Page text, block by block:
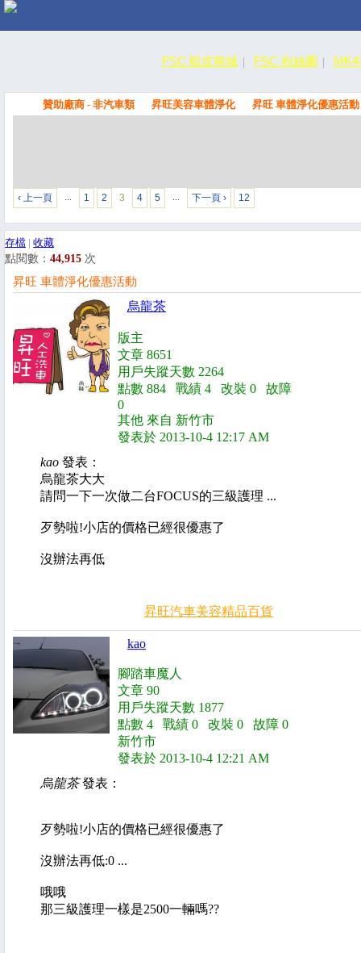
FSC 蝦皮商城 FSC 粉絲團
贊助廠商 - 非汽車類 昇旺美容車體淨化 昇旺 車體淨化優惠活動
‹ 上一頁 … 1 2 3 4 5 … 下一頁 › 12
存檔 | 收藏
點閱數： 44,915 次
昇旺 車體淨化優惠活動
烏龍茶
版主
文章 8651
用戶失蹤天數 2264
點數 884 戰績 4 改裝 0 故障
0
其他 來自 新竹市
發表於 2013-10-4 12:17 AM
kao 發表：
烏龍茶大大
請問一下一次做二台FOCUS的三級護理 ...
歹勢啦!小店的價格已經很優惠了
沒辦法再低
昇旺汽車美容精品百貨
kao
腳踏車魔人
文章 90
用戶失蹤天數 1877
點數 4 戰績 0 改裝 0 故障 0
新竹市
發表於 2013-10-4 12:21 AM
烏龍茶發表：
歹勢啦!小店的價格已經很優惠了
沒辦法再低:0 ...
哦哦
那三級護理一樣是2500一輛嗎??